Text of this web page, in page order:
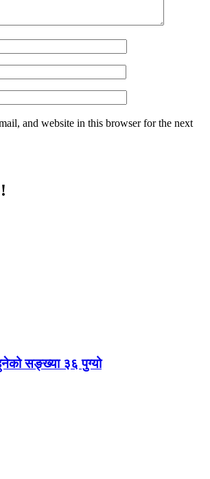
and website in this browser for the next
सङ्ख्या ३६ पुग्यो